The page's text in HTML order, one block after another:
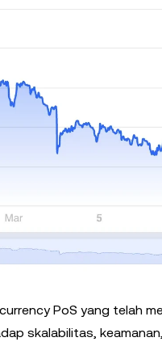
PoS yang telah
skalabilitas,